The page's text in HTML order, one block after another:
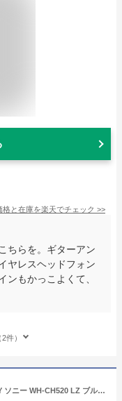
格と在庫を楽天でチェック >>
ちらを。ギターアン
ヤレスヘッドフォン
ンもかっこよくて、
件）
【楽天1位/小型軽量/長時間/最新】 SONY ソニー WH-CH520 LZ ブルー 青 ヘッドホン Bluetooth ワイヤレスヘッドホン 小さめ 小さい コンパクト サイズ マイク付き 通話 iPhone Android PC ブルートゥース